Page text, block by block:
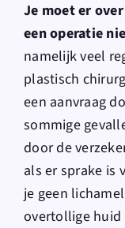
Je moet er
een operatie
namelijk veel
plastisch
een aanvraag
sommige
door de
als er sprake is
je geen
overtollige